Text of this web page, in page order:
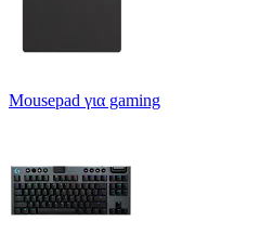
Mousepad για gaming